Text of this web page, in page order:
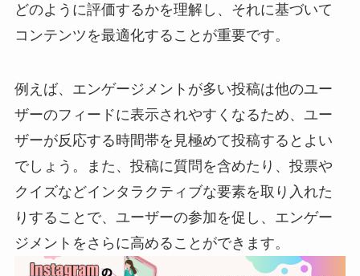
どのように評価するかを理解し、それに基づいて
コンテンツを最適化することが重要です。
例えば、エンゲージメントが多い投稿は他のユー
ザーのフィードに表示されやすくなるため、ユー
ザーが反応する時間帯を見極めて投稿するとよい
でしょう。また、投稿に質問を含めたり、投票や
クイズなどインタラクティブな要素を取り入れた
りすることで、ユーザーの参加を促し、エンゲー
ジメントをさらに高めることができます。